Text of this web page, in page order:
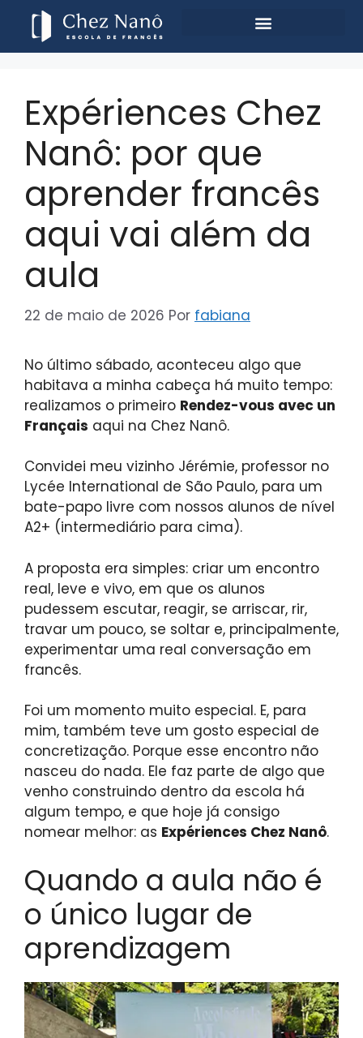
Expériences Chez
Nanô: por que
aprender francês
aqui vai além da
aula
22 de maio de 2026 Por fabiana
No último sábado, aconteceu algo que
habitava a minha cabeça há muito tempo:
realizamos o primeiro Rendez-vous avec un
Français aqui na Chez Nanô.
Convidei meu vizinho Jérémie, professor no
Lycée International de São Paulo, para um
bate-papo livre com nossos alunos de nível
A2+ (intermediário para cima).
A proposta era simples: criar um encontro
real, leve e vivo, em que os alunos
pudessem escutar, reagir, se arriscar, rir,
travar um pouco, se soltar e, principalmente,
experimentar uma real conversação em
francês.
Foi um momento muito especial. E, para
mim, também teve um gosto especial de
concretização. Porque esse encontro não
nasceu do nada. Ele faz parte de algo que
venho construindo dentro da escola há
algum tempo, e que hoje já consigo
nomear melhor: as Expériences Chez Nanô.
Quando a aula não é
o único lugar de
aprendizagem